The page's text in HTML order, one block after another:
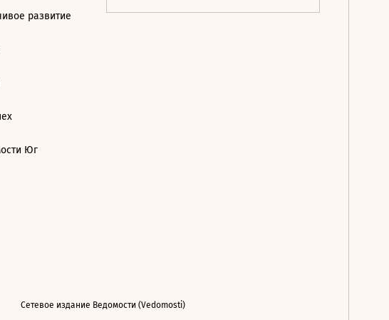
развитие
Юг
Сетевое издание Ведомости (Vedomosti)